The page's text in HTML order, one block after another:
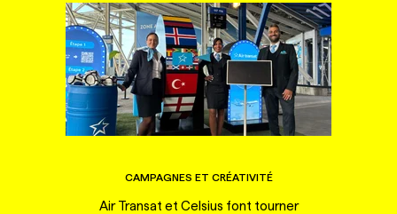
CAMPAGNES ET CRÉATIVITÉ
Air Transat et Celsius font tourner